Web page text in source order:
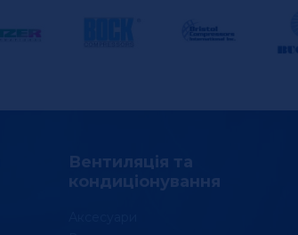
Вентиляція та
кондиціонування